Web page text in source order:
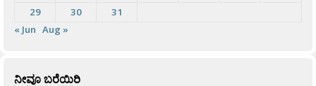
29
30
31
« Jun Aug »
ನೀವೂ ಬರೆಯಿರಿ